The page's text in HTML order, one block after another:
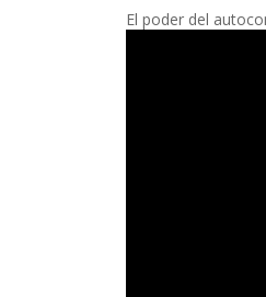
El poder del